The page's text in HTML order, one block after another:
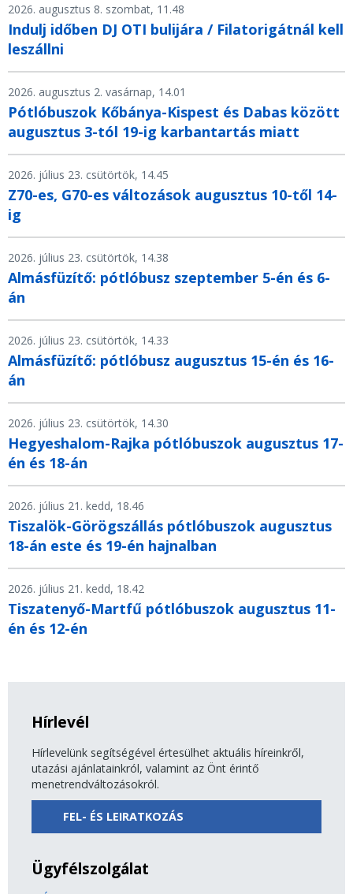
2026. augusztus 8. szombat, 11.48
Indulj időben DJ OTI bulijára / Filatorigátnál kell
leszállni
2026. augusztus 2. vasárnap, 14.01
Pótlóbuszok Kőbánya-Kispest és Dabas között
augusztus 3-tól 19-ig karbantartás miatt
2026. július 23. csütörtök, 14.45
Z70-es, G70-es változások augusztus 10-től 14-
ig
2026. július 23. csütörtök, 14.38
Almásfüzítő: pótlóbusz szeptember 5-én és 6-
án
2026. július 23. csütörtök, 14.33
Almásfüzítő: pótlóbusz augusztus 15-én és 16-
án
2026. július 23. csütörtök, 14.30
Hegyeshalom-Rajka pótlóbuszok augusztus 17-
én és 18-án
2026. július 21. kedd, 18.46
Tiszalök-Görögszállás pótlóbuszok augusztus
18-án este és 19-én hajnalban
2026. július 21. kedd, 18.42
Tiszatenyő-Martfű pótlóbuszok augusztus 11-
én és 12-én
Hírlevél
Hírlevelünk segítségével értesülhet aktuális híreinkről,
utazási ajánlatainkról, valamint az Önt érintő
menetrendváltozásokról.
FEL- ÉS LEIRATKOZÁS
Ügyfélszolgálat